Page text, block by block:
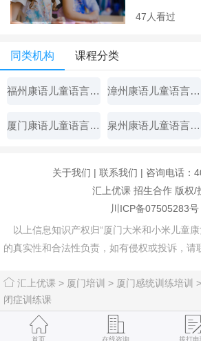
47人看过
同类机构 课程分类
福州康语儿童语言康复中心 漳州康语儿童语言康复中心
厦门康语儿童语言康复中心 泉州康语儿童语言康复中心
关于我们 | 联系我们 | 咨询电话：
汇上优课 招生合作 版权/
川ICP备07505283号
以上信息知识产权归“厦门大米和小米儿童
的真实性和合法性负责，如有侵权或投诉，请
汇上优课 > 厦门培训 > 厦门感统训练培训 >
闭症训练课
首页 在线咨询 拨打电